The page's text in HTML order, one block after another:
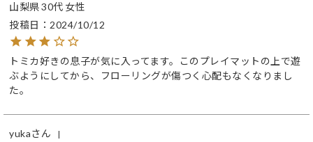
山梨県30代 女性
投稿日
2024/10/12
トミカ好きの息子が気に入ってます。このプレイマットの上で遊
ぶようにしてから、フローリングが傷つく心配もなくなりまし
た。
yuka